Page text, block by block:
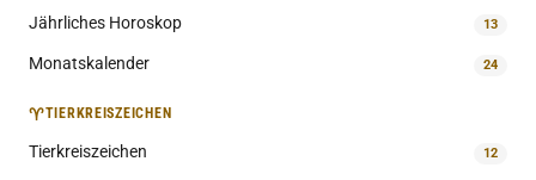
Jährliches Horoskop 13
Monatskalender 24
♈TIERKREISZEICHEN
Tierkreiszeichen 12